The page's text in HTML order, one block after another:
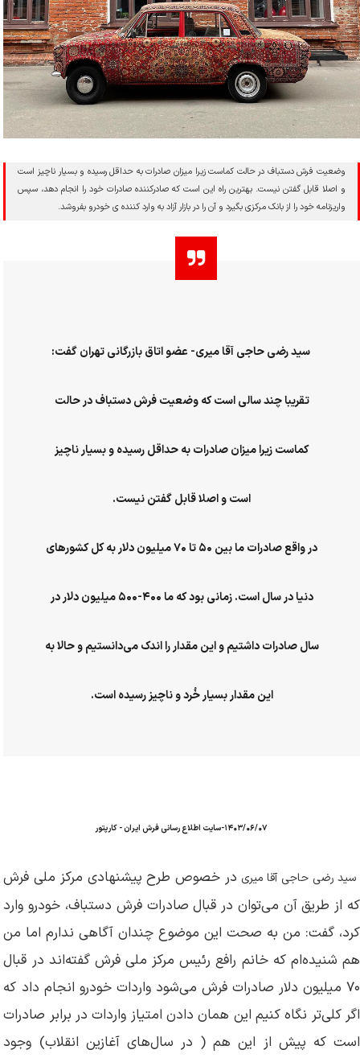
وضعیت فرش دستباف در حالت کماست زیرا میزان صادرات به حداقل رسیده و بسیار ناچیز است
و اصلا قابل گفتن نیست. بهترین راه این است که صادرکننده صادرات خود را انجام دهد، سپس
واریزنامه خود را از بانک مرکزی بگیرد و آن را در بازار آزاد به وارد کننده ی خودرو بفروشد.
سید رضی حاجی آقا میری- عضو اتاق بازرگانی تهران گفت:
تقریبا چند سالی است که وضعیت فرش دستباف در حالت
کماست زیرا میزان صادرات به حداقل رسیده و بسیار ناچیز
است و اصلا قابل گفتن نیست.
در واقع صادرات ما بین ۵۰ تا ۷۰ میلیون دلار به کل کشورهای
دنیا در سال است. زمانی بود که ما ۴۰۰-۵۰۰ میلیون دلار در
سال صادرات داشتیم و این مقدار را اندک می‌دانستیم و حالا به
این مقدار بسیار خُرد و ناچیز رسیده است.
سید رضی حاجی آقا میری در خصوص طرح پیشنهادی مرکز ملی فرش
که از طریق آن می‌توان در قبال صادرات فرش دستباف، خودرو وارد
کرد، گفت: من به صحت این موضوع چندان آگاهی ندارم اما من
هم شنیده‌ام که خانم رافع رئیس مرکز ملی فرش گفته‌اند در قبال
۷۰ میلیون دلار صادرات فرش می‌شود واردات خودرو انجام داد که
اگر کلی‌تر نگاه کنیم این همان دادن امتیاز واردات در برابر صادرات
است که پیش از این هم ( در سال‌های آغازین انقلاب) وجود